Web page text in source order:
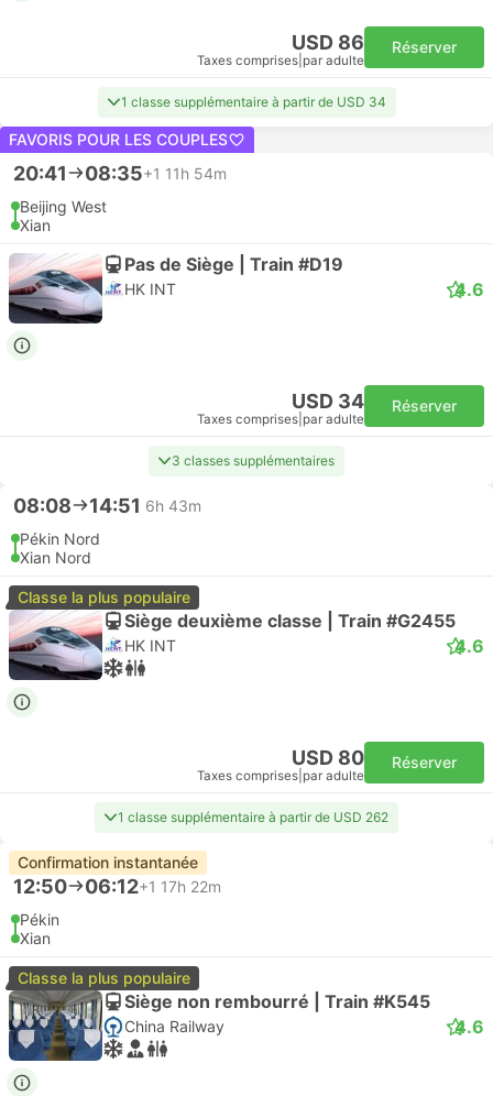
USD 86
Taxes comprises par adulte
Réserver
1 classe supplémentaire à partir de USD 34
FAVORIS POUR LES COUPLES
20:41 08:35+1 11h 54m
Beijing West
Xian
Pas de Siège | Train #D19
HK INT 4.6
USD 34
Taxes comprises par adulte
Réserver
3 classes supplémentaires
08:08 14:51 6h 43m
Pékin Nord
Xian Nord
Classe la plus populaire
Siège deuxième classe | Train #G2455
HK INT 4.6
USD 80
Taxes comprises par adulte
Réserver
1 classe supplémentaire à partir de USD 262
Confirmation instantanée
12:50 06:12+1 17h 22m
Pékin
Xian
Classe la plus populaire
Siège non rembourré | Train #K545
China Railway 4.6